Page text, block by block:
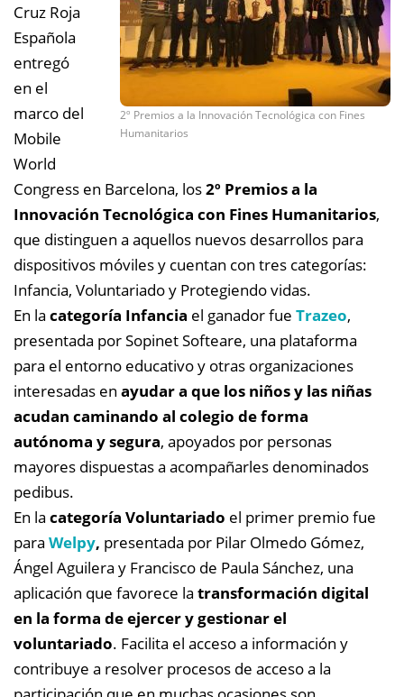
2º Premios a la Innovación Tecnológica con Fines
Humanitarios
Cruz Roja
Española
entregó
en el
marco del
Mobile
World
Congress en Barcelona, los2º Premios a la
Innovación Tecnológica con Fines Humanitarios,
que distinguen a aquellos nuevos desarrollos para
dispositivos móviles y cuentan con tres categorías:
Infancia, Voluntariado y Protegiendo vidas.
En la categoría Infancia el ganador fue Trazeo,
presentada por Sopinet Softeare, una plataforma
para el entorno educativo y otras organizaciones
interesadas en ayudar a que los niños y las niñas
acudan caminando al colegio de forma
autónoma y segura, apoyados por personas
mayores dispuestas a acompañarles denominados
pedibus.
En la categoría Voluntariado el primer premio fue
para Welpy, presentada por Pilar Olmedo Gómez,
Ángel Aguilera y Francisco de Paula Sánchez, una
aplicación que favorece la transformación digital
en la forma de ejercer y gestionar el
voluntariado. Facilita el acceso a información y
contribuye a resolver procesos de acceso a la